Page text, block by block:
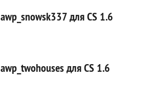
awp_snowsk337 для CS 1.6
awp_twohouses для CS 1.6